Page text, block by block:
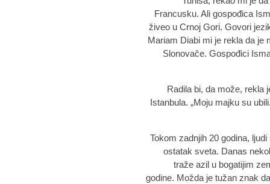
Francusku. Ali gospođica
živeo u Crnoj Gori. Govori
Mariam Diabi mi je rekla da je
Slonovače. Gospođici
Radila bi, da može, rekla
Istanbula. „Moju majku su
Tokom zadnjih 20 godina,
ostatak sveta. Danas
traže azil u bogatijim
godine. Možda je tužan znak